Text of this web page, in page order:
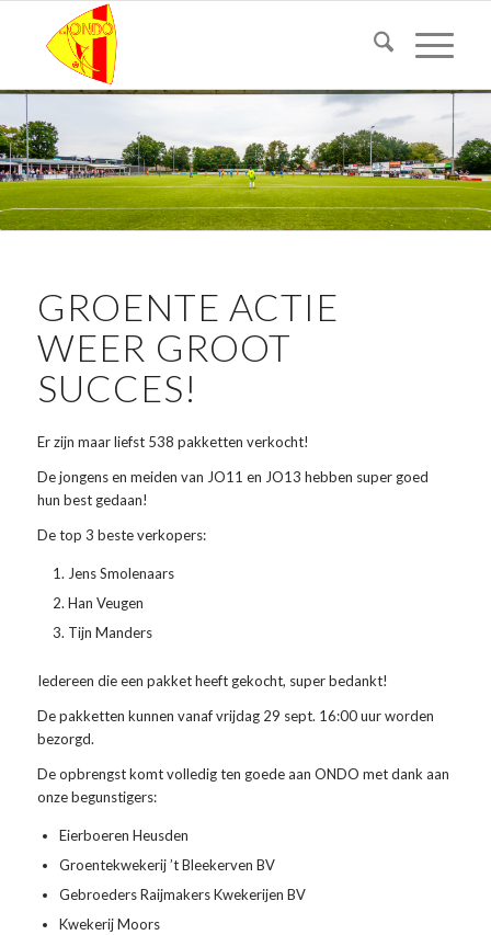
GROENTE ACTIE
WEER GROOT
SUCCES!
Er zijn maar liefst 538 pakketten verkocht!
De jongens en meiden van JO11 en JO13 hebben super goed
hun best gedaan!
De top 3 beste verkopers:
Jens Smolenaars
Han Veugen
Tijn Manders
Iedereen die een pakket heeft gekocht, super bedankt!
De pakketten kunnen vanaf vrijdag 29 sept. 16:00 uur worden
bezorgd.
De opbrengst komt volledig ten goede aan ONDO met dank aan
onze begunstigers:
Eierboeren Heusden
Groentekwekerij ’t Bleekerven BV
Gebroeders Raijmakers Kwekerijen BV
Kwekerij Moors